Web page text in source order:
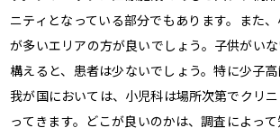
ニティとなっている部分でもあります。また
が多いエリアの方が良いでしょう。子供がい
構えると、患者は少ないでしょう。特に少子
我が国においては、小児科は場所次第でクリ
ってきます。どこが良いのかは、調査によっ